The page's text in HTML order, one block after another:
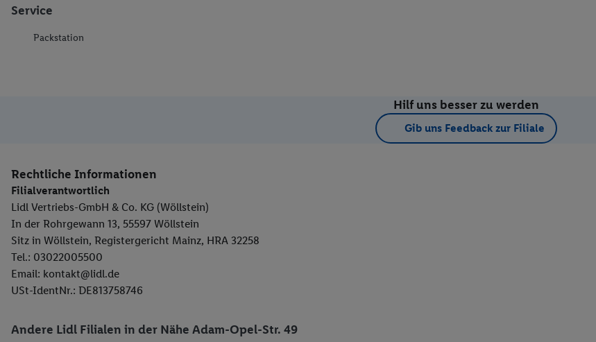
Service
Packstation
Hilf uns besser zu werden
Gib uns Feedback zur Filiale
Rechtliche Informationen
Filialverantwortlich
Lidl Vertriebs-GmbH & Co. KG (Wöllstein)
In der Rohrgewann 13, 55597 Wöllstein
Sitz in Wöllstein, Registergericht Mainz, HRA 32258
Tel.: 03022005500
Email: kontakt@lidl.de
USt-IdentNr.: DE813758746
Andere Lidl Filialen in der Nähe Adam-Opel-Str. 49